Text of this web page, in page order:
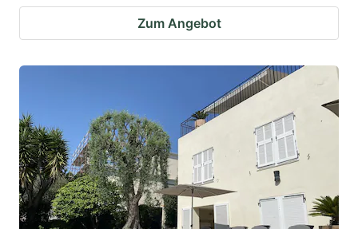
Zum Angebot